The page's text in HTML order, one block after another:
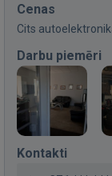
Cenas
Cits
Darbu piemēri
Kontakti